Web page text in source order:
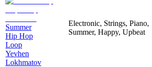
Summer
Hip Hop
Loop
Yevhen
Lokhmatov
Electronic, Strings, Piano,
Summer, Happy, Upbeat